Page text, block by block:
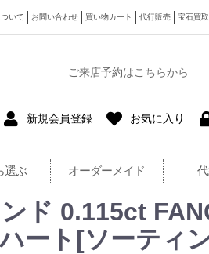
いて お問い合わせ 買い物カート 代行販売 宝石買取
ご来店予約はこちらから
新規会員登録 お気に入り
選ぶ オーダーメイド
ド 0.115ct
ート[ソーティ